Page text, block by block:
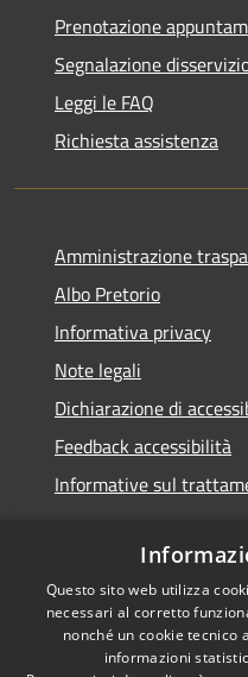
Prenotazione
Segnalazione
Leggi le FAQ
Richiesta assistenza
Amministrazione
Albo Pretorio
Informativa privacy
Note legali
Dichiarazione di
Feedback accessibilità
Informative sul
RSS
Accessibilità
Questo sito web utilizza
necessari al corretto
nonché un cookie tecnico
informazioni